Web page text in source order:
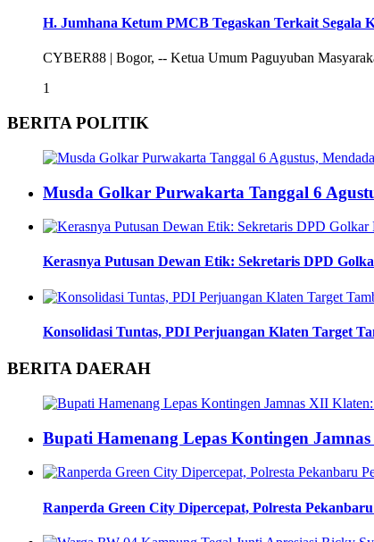
H. Jumhana Ketum PMCB Tegaskan Terkait Segala
CYBER88 | Bogor, -- Ketua Umum Paguyuban
1
BERITA POLITIK
Musda Golkar Purwakarta Tanggal 6
Kerasnya Putusan Dewan Etik: Sekretaris DPD
Konsolidasi Tuntas, PDI Perjuangan Klaten Target
BERITA DAERAH
Bupati Hamenang Lepas Kontingen
Ranperda Green City Dipercepat, Polresta